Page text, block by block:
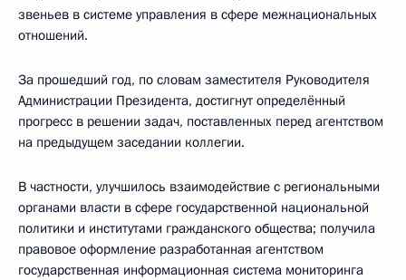
звеньев в системе управления в сфере межнациональных
отношений.
За прошедший год, по словам заместителя Руководителя
Администрации Президента, достигнут определённый
прогресс в решении задач, поставленных перед агентством
на предыдущем заседании коллегии.
В частности, улучшилось взаимодействие с региональными
органами власти в сфере государственной национальной
политики и институтами гражданского общества; получила
правовое оформление разработанная агентством
государственная информационная система мониторинга